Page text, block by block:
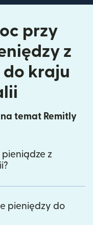
przy
z
do kraju
temat Remitly
z
pieniędzy do